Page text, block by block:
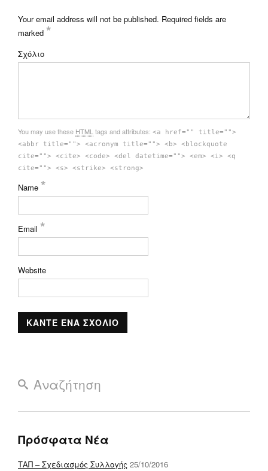
Your email address will not be published. Required fields are
marked *
Σχόλιο
You may use these HTMLtags and attributes: <a href="" title="">
<abbr title=""> <acronym title=""> <b> <blockquote
cite=""> <cite> <code> <del datetime=""> <em> <i> <q
cite=""> <s> <strike> <strong>
Name *
Email *
Website
Πρόσφατα Νέα
ΤΑΠ – Σχεδιασμός Συλλογής 25/10/2016